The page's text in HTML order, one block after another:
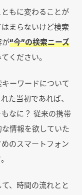
もに変わることが
まらないけど検索
が“今”の検索ニーズ
ください。
ーワードについて
た当初であれば、
なに？ 従来の携帯
情報を欲していた
のスマートフォン
、時間の流れとと